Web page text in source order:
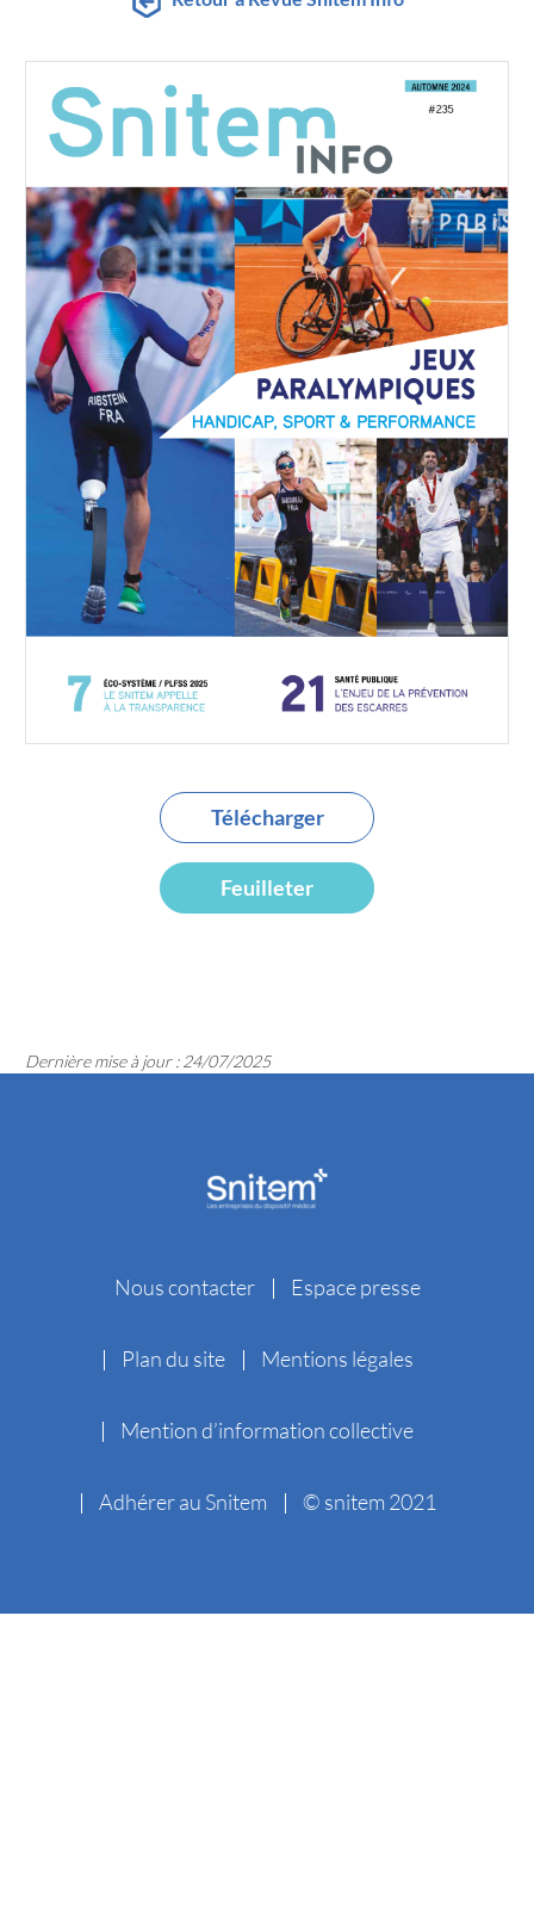
Télécharger
Feuilleter
Dernière mise à jour : 24/07/2025
Nous contacter Espace presse
Plan du site Mentions légales
Mention d’information collective
Adhérer au Snitem © snitem 2021